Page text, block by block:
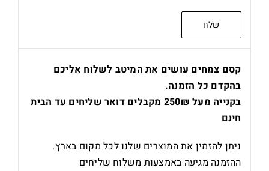
קסם צמחים עושים את המיטב לשלוח אליכם
בהקדם כל הזמנה.
בקנייה מעל 250₪ מקבלים דואר שליחים עד הבית
חינם
ניתן להזמין את המוצרים שלנו לכל מקום בארץ.
ההזמנה מגיעה באמצעות משלוח שליחים